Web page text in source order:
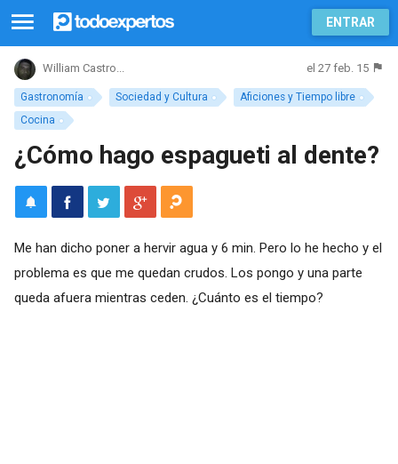
ENTRAR
Gastronomía Sociedad y Cultura
Aficiones y Tiempo libre
Cocina
William Castro... el 27 feb. 15
¿Cómo hago espagueti al dente?
Me han dicho poner a hervir agua y 6 min. Pero lo he hecho y el
problema es que me quedan crudos. Los pongo y una parte
queda afuera mientras ceden. ¿Cuánto es el tiempo?